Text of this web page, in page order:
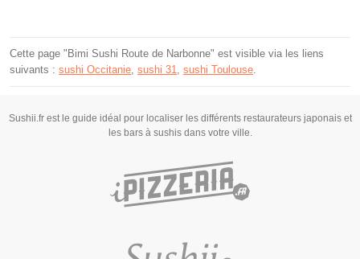
Cette page "Bimi Sushi Route de Narbonne" est visible via les liens
suivants : sushi Occitanie sushi 31 sushi Toulouse
Sushii.fr est le guide idéal pour localiser les différents restaurateurs japonais et
les bars à sushis dans votre ville.